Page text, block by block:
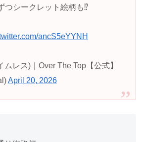
つシークレット絵柄も⁉️
ancS5eYYNH
レス)｜Over The Top【公式】
April 20, 2026